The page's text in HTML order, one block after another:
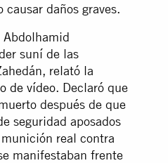
daños graves.
suní de las
relató la
de vídeo. Declaró que
después de que
seguridad aposados
real contra
manifestaban frente